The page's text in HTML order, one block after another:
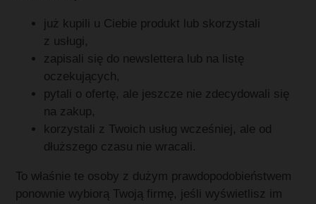
już kupili u Ciebie produkt lub skorzystali
z usługi,
zapisali się do newslettera lub na listę
oczekujących,
pytali o ofertę, ale jeszcze nie zdecydowali się
na zakup,
korzystali z Twoich usług wcześniej, ale od
dłuższego czasu nie wracali.
To właśnie te osoby z dużym prawdopodobieństwem
ponownie wybiorą Twoją firmę, jeśli wyświetlisz im